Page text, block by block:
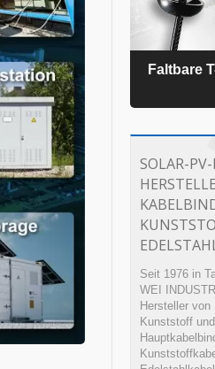
Faltbare
SOLAR-
Seit 1976 in
WEI
Hersteller von
Kunststoff